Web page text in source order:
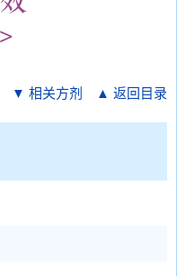
▼ 相关方剂 ▲ 返回目录